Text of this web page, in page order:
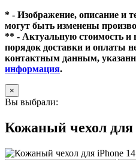
* - Изображение, описание и
могут быть изменены
** - Актуальную стоимость и
порядок доставки и оплаты
контактным данным,
информация.
×
Вы выбрали:
Кожаный чехол